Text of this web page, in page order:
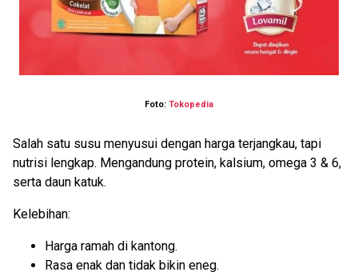
Foto: Tokopedia
Salah satu susu menyusui dengan harga terjangkau, tapi
nutrisi lengkap. Mengandung protein, kalsium, omega 3 & 6,
serta daun katuk.
Kelebihan:
Harga ramah di kantong.
Rasa enak dan tidak bikin eneg.